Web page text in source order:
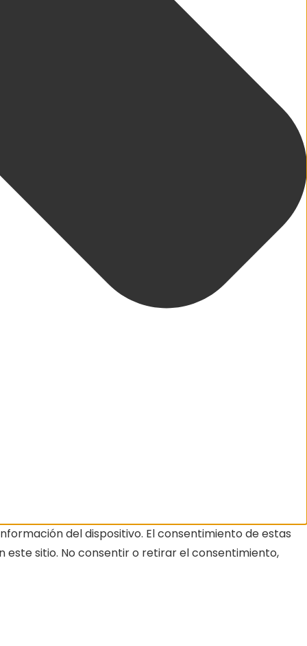
del dispositivo. El consentimiento de estas
sitio. No consentir o retirar el consentimiento,